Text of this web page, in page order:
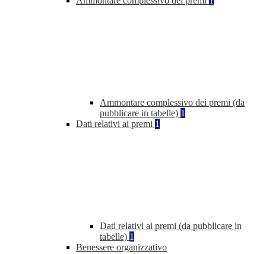
Ammontare complessivo dei premi (da
pubblicare in tabelle) 1
Dati relativi ai premi 1
Dati relativi ai premi (da pubblicare in
tabelle) 1
Benessere organizzativo